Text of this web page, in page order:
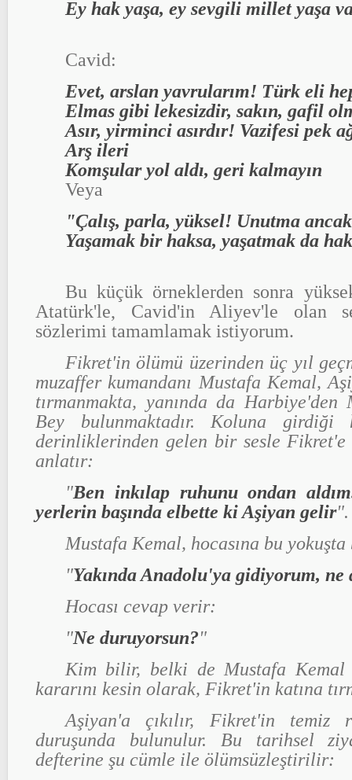
Ey hak yaşa, ey sevgili millet yaşa
Cavid:
Evet, arslan yavrularım! Türk eli
Elmas gibi lekesizdir, sakın, gafil
Asır, yirminci asırdır! Vazifesi pek
Arş ileri
Komşular yol aldı, geri kalmayın
Veya
"Çalış, parla, yüksel! Unutma ancak
Yaşamak bir haksa, yaşatmak da
Bu küçük örneklerden sonra
Atatürk'le, Cavid'in Aliyev'le olan
sözlerimi tamamlamak istiyorum.
Fikret'in ölümü üzerinden üç yıl
muzaffer kumandanı Mustafa Kemal,
tırmanmakta, yanında da Harbiye'den
Bey bulunmaktadır. Koluna girdiği
derinliklerinden gelen bir sesle
anlatır:
"Ben inkılap ruhunu ondan
yerlerin başında elbette ki Aşiyan gelir".
Mustafa Kemal, hocasına bu
"Yakında Anadolu'ya gidiyorum, ne
Hocası cevap verir:
"Ne duruyorsun?"
Kim bilir, belki de Mustafa Kemal
kararını kesin olarak, Fikret'in katına
Aşiyan'a çıkılır, Fikret'in temiz
duruşunda bulunulur. Bu tarihsel
defterine şu cümle ile ölümsüzleştirilir: